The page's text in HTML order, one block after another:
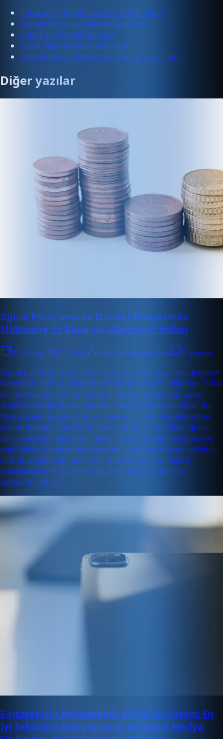
eticaratte global pazarlama stratejileri
sosyal medya ile işletme büyütme
online girişimcilik ipuçları
dijital pazarlama ve e-ihracat
sosyal medya platformları ile satış artırma
Diğer yazılar
Dijital Pazarlama ve Eticaret Dünyasında
Muhasebe ile Başarıya Ulaşmanın Yolları
11 Nisan 2025 20:00 info@enabase.com
0 yorum
Dijital pazarlama ve e-ticaret dünyasında başarıya ulaşmak
isteyenler için muhasebenin önemi göz ardı edilemez. Etkin
bir muhasebe yönetimi, bütçe kontrolünden kar-zarar
analizine kadar birçok alanda stratejik avantaj sağlar. Bu
blog yazısında, işletmenizin çevrimiçi alanda güçlenmesi
için muhasebe süreçlerini nasıl optimize edebileceğinizi,
veri analiziyle nasıl daha bilinçli kararlar alabileceğinizi ve
mali riskleri nasıl minimize edebileceğinizi öğreneceksiniz.
SEO stratejileri ile harmanlanmış bu ipuçları, dijital
pazarlama ve e-ticarette başarıya giden yolda size
rehberlik edecek.
E-ticaret için Muhasebede Dijital Dönüşüm: En
İyi Teknoloji Entegrasyonu ve Sosyal Medya